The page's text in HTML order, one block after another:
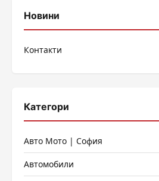
публикациите
Новини
Контакти
Категори
Авто Мото | София
Автомобили